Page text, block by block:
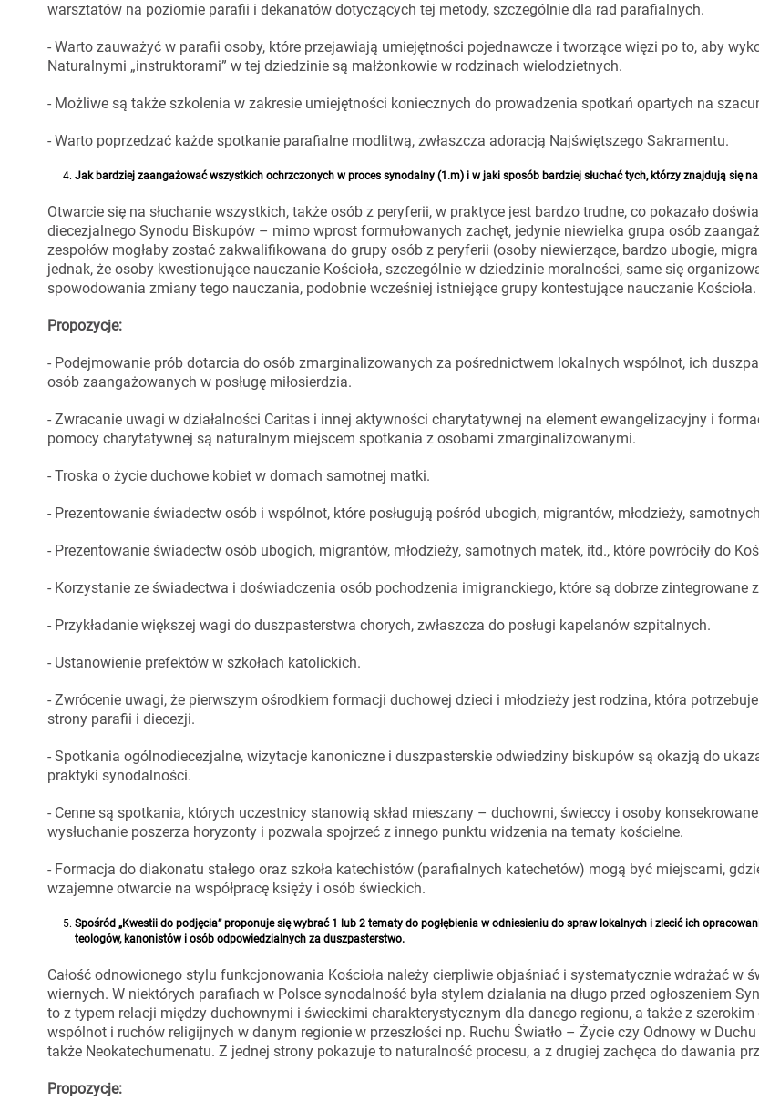
warsztatów na poziomie parafii i dekanatów dotyczących tej metody, szczególnie dla rad parafialnych.
- Warto zauważyć w parafii osoby, które przejawiają umiejętności pojednawcze i tworzące więzi po to, aby
Naturalnymi „instruktorami” w tej dziedzinie są małżonkowie w rodzinach wielodzietnych.
- Możliwe są także szkolenia w zakresie umiejętności koniecznych do prowadzenia spotkań opartych na
- Warto poprzedzać każde spotkanie parafialne modlitwą, zwłaszcza adoracją Najświętszego Sakramentu.
Jak bardziej zaangażować wszystkich ochrzczonych w proces synodalny (1.m) i w jaki sposób bardziej słuchać tych, którzy znajdują się
Otwarcie się na słuchanie wszystkich, także osób z peryferii, w praktyce jest bardzo trudne, co pokazało
diecezjalnego Synodu Biskupów – mimo wprost formułowanych zachęt, jedynie niewielka grupa osób
zespołów mogłaby zostać zakwalifikowana do grupy osób z peryferii (osoby niewierzące, bardzo ubogie,
jednak, że osoby kwestionujące nauczanie Kościoła, szczególnie w dziedzinie moralności, same się
spowodowania zmiany tego nauczania, podobnie wcześniej istniejące grupy kontestujące nauczanie Kościoła.
Propozycje:
- Podejmowanie prób dotarcia do osób zmarginalizowanych za pośrednictwem lokalnych wspólnot, ich
osób zaangażowanych w posługę miłosierdzia.
- Zwracanie uwagi w działalności Caritas i innej aktywności charytatywnej na element ewangelizacyjny i
pomocy charytatywnej są naturalnym miejscem spotkania z osobami zmarginalizowanymi.
- Troska o życie duchowe kobiet w domach samotnej matki.
- Prezentowanie świadectw osób i wspólnot, które posługują pośród ubogich, migrantów, młodzieży,
- Prezentowanie świadectw osób ubogich, migrantów, młodzieży, samotnych matek, itd., które powróciły do
- Korzystanie ze świadectwa i doświadczenia osób pochodzenia imigranckiego, które są dobrze zintegrowane
- Przykładanie większej wagi do duszpasterstwa chorych, zwłaszcza do posługi kapelanów szpitalnych.
- Ustanowienie prefektów w szkołach katolickich.
- Zwrócenie uwagi, że pierwszym ośrodkiem formacji duchowej dzieci i młodzieży jest rodzina, która
strony parafii i diecezji.
- Spotkania ogólnodiecezjalne, wizytacje kanoniczne i duszpasterskie odwiedziny biskupów są okazją do
praktyki synodalności.
- Cenne są spotkania, których uczestnicy stanowią skład mieszany – duchowni, świeccy i osoby
wysłuchanie poszerza horyzonty i pozwala spojrzeć z innego punktu widzenia na tematy kościelne.
- Formacja do diakonatu stałego oraz szkoła katechistów (parafialnych katechetów) mogą być miejscami,
wzajemne otwarcie na współpracę księży i osób świeckich.
Spośród „Kwestii do podjęcia” proponuje się wybrać 1 lub 2 tematy do pogłębienia w odniesieniu do spraw lokalnych i zlecić ich
teologów, kanonistów i osób odpowiedzialnych za duszpasterstwo.
Całość odnowionego stylu funkcjonowania Kościoła należy cierpliwie objaśniać i systematycznie wdrażać w
wiernych. W niektórych parafiach w Polsce synodalność była stylem działania na długo przed ogłoszeniem
to z typem relacji między duchownymi i świeckimi charakterystycznym dla danego regionu, a także z szerokim
wspólnot i ruchów religijnych w danym regionie w przeszłości np. Ruchu Światło – Życie czy Odnowy w
także Neokatechumenatu. Z jednej strony pokazuje to naturalność procesu, a z drugiej zachęca do dawania
Propozycje: